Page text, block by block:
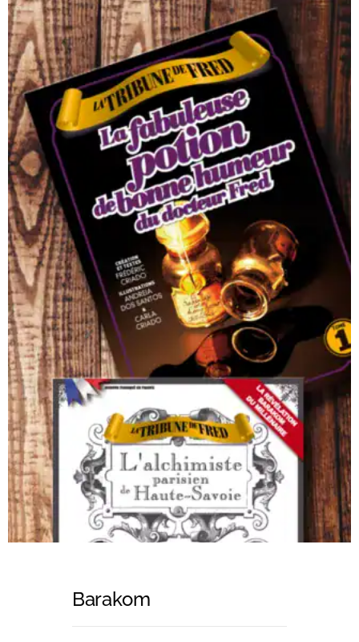
Barakom
“Travailler avec Noir foncé était un plaisir
absolu. Ils sont allés au-delà du brief pour
s’assurer que notre campagne de marketing
était un succès, ce qui a entraîné des
engagements et des ventes importants. Leur
équipe n’est pas seulement compétente, mais
elle est vraiment passionnée par ce qu’elle
fait.”
Laurent
CEO